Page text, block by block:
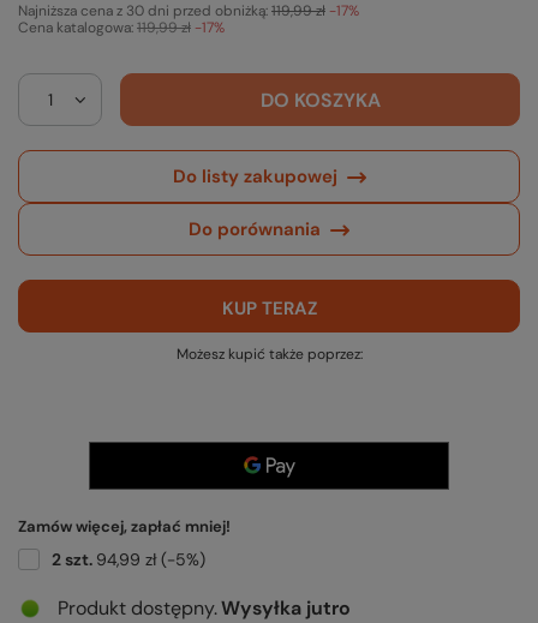
Cena katalogowa:119,99 zł -17%
Najniższa cena z 30 dni przed obniżką:119,99 zł -17%
DO KOSZYKA
Do listy zakupowej
Do porównania
KUP TERAZ
Możesz kupić także poprzez:
Zamów więcej, zapłać mniej!
2szt. 94,99 zł(-5%)
Produkt dostępny Wysyłka jutro